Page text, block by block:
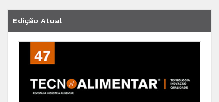
Edição Atual